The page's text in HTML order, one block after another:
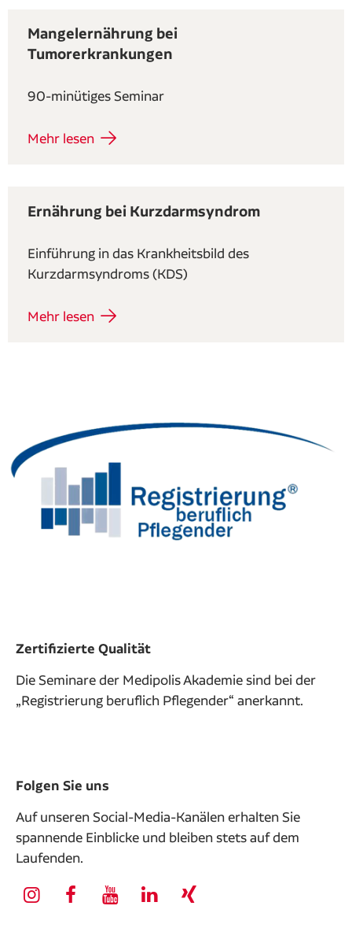
Mangelernährung bei
Tumorerkrankungen
90-minütiges Seminar
Mehr lesen
Ernährung bei Kurzdarmsyndrom
Einführung in das Krankheitsbild des
Kurzdarmsyndroms (KDS)
Mehr lesen
Zertifizierte Qualität
Die Seminare der Medipolis Akademie sind bei der
„Registrierung beruflich Pflegender“ anerkannt.
Folgen Sie uns
Auf unseren Social-Media-Kanälen erhalten Sie
spannende Einblicke und bleiben stets auf dem
Laufenden.